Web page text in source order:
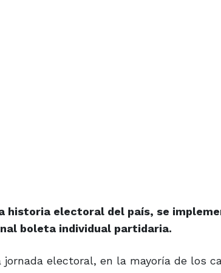
historia electoral del país, se
boleta individual partidaria.
electoral, en la mayoría de los